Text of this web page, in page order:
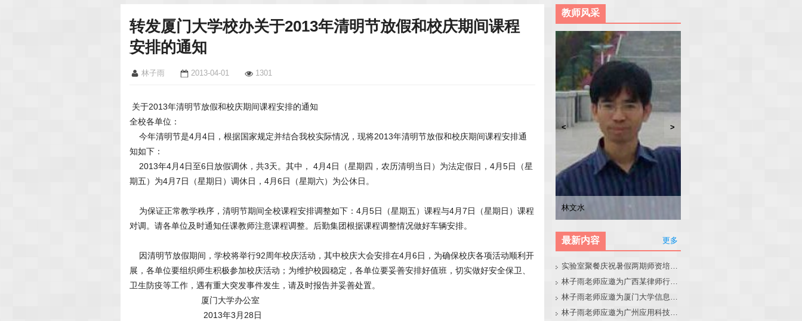
转发厦门大学校办关于2013年清明节放假和校庆期间课程
安排的通知
林子雨 2013-04-01 1301
关于2013年清明节放假和校庆期间课程安排的通知
全校各单位：
今年清明节是4月4日，根据国家规定并结合我校实际情况，现将2013年清明节放假和校庆期间课程安排通
知如下：
2013年4月4日至6日放假调休，共3天。其中， 4月4日（星期四，农历清明当日）为法定假日，4月5日（星
期五）为4月7日（星期日）调休日，4月6日（星期六）为公休日。
为保证正常教学秩序，清明节期间全校课程安排调整如下：4月5日（星期五）课程与4月7日（星期日）课程
对调。请各单位及时通知任课教师注意课程调整。后勤集团根据课程调整情况做好车辆安排。
因清明节放假期间，学校将举行92周年校庆活动，其中校庆大会安排在4月6日，为确保校庆各项活动顺利开
展，各单位要组织师生积极参加校庆活动；为维护校园稳定，各单位要妥善安排好值班，切实做好安全保卫、
卫生防疫等工作，遇有重大突发事件发生，请及时报告并妥善处置。
厦门大学办公室
2013年3月28日
教师风采
林子雨
张东站
林文水
冯少荣
< >
最新内容 更多
实验室聚餐庆祝暑假两期师资培训班圆满结束
林子雨老师应邀为广西某律师行业培训班做大模型和智能体讲座
林子雨老师应邀为厦门大学信息学院全国中学生夏令营做大模型讲座
林子雨老师应邀为广州应用科技学院做大模型和智能体讲座